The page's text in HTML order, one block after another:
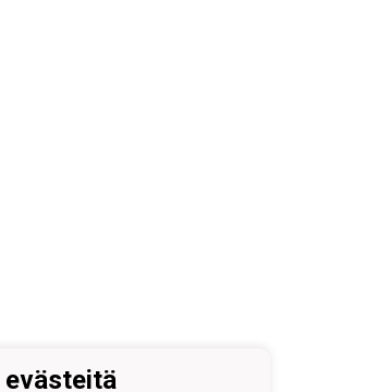
evästeitä